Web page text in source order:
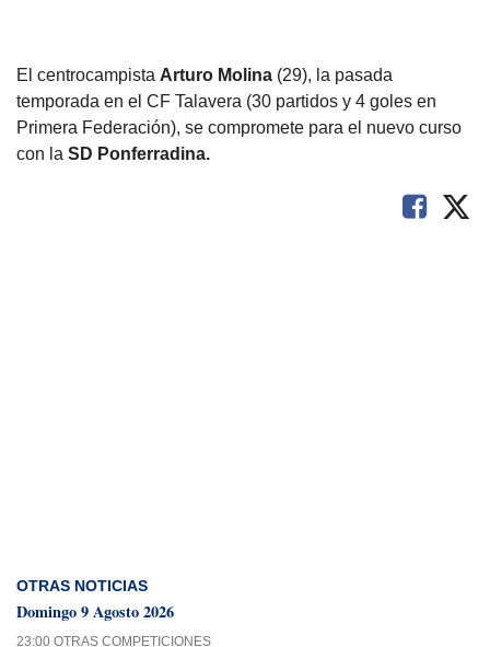
El centrocampista Arturo Molina (29), la pasada
temporada en el CF Talavera (30 partidos y 4 goles en
Primera Federación), se compromete para el nuevo curso
con la SD Ponferradina.
OTRAS NOTICIAS
Domingo 9 Agosto 2026
23:00 OTRAS COMPETICIONES